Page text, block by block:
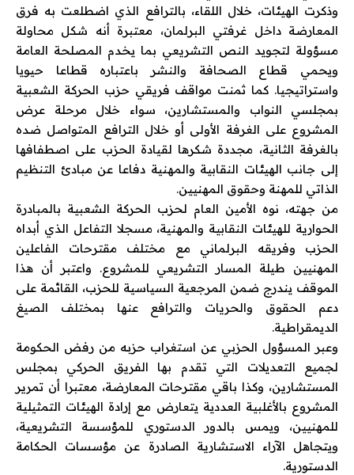
وذكرت الهيئات، خلال اللقاء، بالترافع الذي اضطلعت به فرق
المعارضة داخل غرفتي البرلمان، معتبرة أنه شكل محاولة
مسؤولة لتجويد النص التشريعي بما يخدم المصلحة العامة
ويحمي قطاع الصحافة والنشر باعتباره قطاعا حيويا
واستراتيجيا. كما ثمنت مواقف فريقي حزب الحركة الشعبية
بمجلسي النواب والمستشارين، سواء خلال مرحلة عرض
المشروع على الغرفة الأولى أو خلال الترافع المتواصل ضده
بالغرفة الثانية، مجددة شكرها لقيادة الحزب على اصطفافها
إلى جانب الهيئات النقابية والمهنية دفاعا عن مبادئ التنظيم
الذاتي للمهنة وحقوق المهنيين.
من جهته، نوه الأمين العام لحزب الحركة الشعبية بالمبادرة
الحوارية للهيئات النقابية والمهنية، مسجلا التفاعل الذي أبداه
الحزب وفريقه البرلماني مع مختلف مقترحات الفاعلين
المهنيين طيلة المسار التشريعي للمشروع. واعتبر أن هذا
الموقف يندرج ضمن المرجعية السياسية للحزب، القائمة على
دعم الحقوق والحريات والترافع عنها بمختلف الصيغ
الديمقراطية.
وعبر المسؤول الحزبي عن استغراب حزبه من رفض الحكومة
لجميع التعديلات التي تقدم بها الفريق الحركي بمجلس
المستشارين، وكذا باقي مقترحات المعارضة، معتبرا أن تمرير
المشروع بالأغلبية العددية يتعارض مع إرادة الهيئات التمثيلية
للمهنيين، ويمس بالدور الدستوري للمؤسسة التشريعية،
ويتجاهل الآراء الاستشارية الصادرة عن مؤسسات الحكامة
الدستورية.